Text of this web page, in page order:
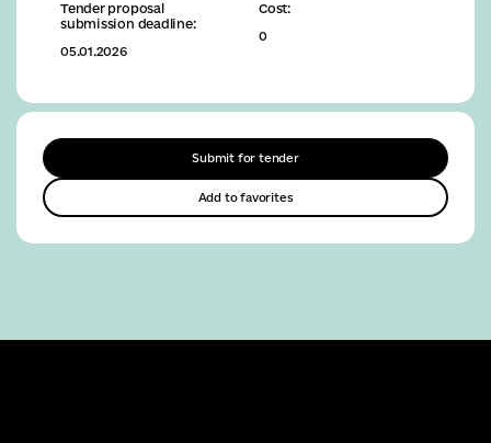
Tender proposal
submission deadline:
05.01.2026
Cost:
0
Submit for tender
Add to favorites